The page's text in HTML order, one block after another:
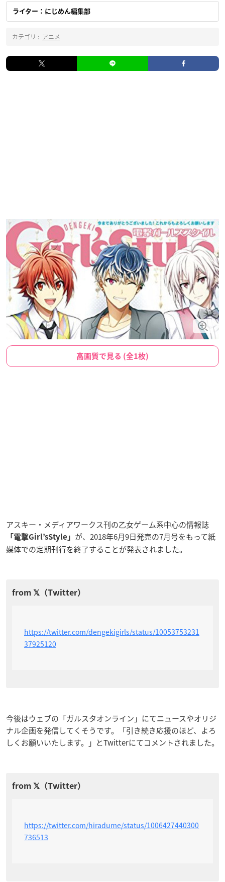
ライター：にじめん編集部
カテゴリ : アニメ
高画質で見る (全1枚)
アスキー・メディアワークス刊の乙女ゲーム系中心の情報誌
「電撃Girl’sStyle」 が、2018年6月9日発売の7月号をもって紙
媒体での定期刊行を終了することが発表されました。
https://twitter.com/dengekigirls/status/10053753231
37925120
今後はウェブの「ガルスタオンライン」にてニュースやオリジ
ナル企画を発信してくそうです。「引き続き応援のほど、よろ
しくお願いいたします。」とTwitterにてコメントされました。
https://twitter.com/hiradume/status/1006427440300
736513